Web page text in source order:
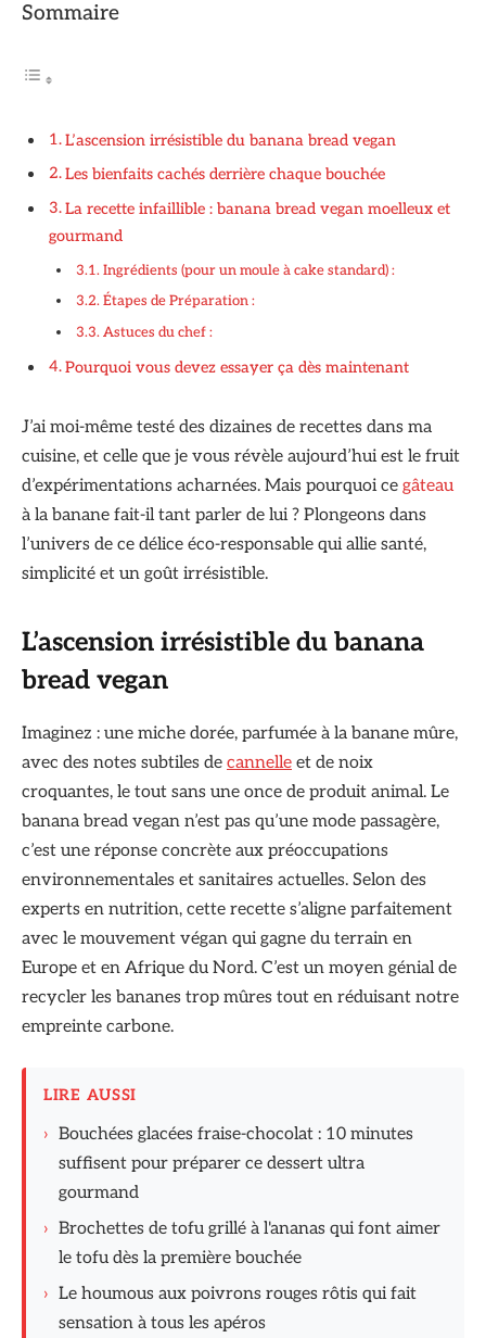
Sommaire
L’ascension irrésistible du banana bread vegan
Les bienfaits cachés derrière chaque bouchée
La recette infaillible : banana bread vegan moelleux et
gourmand
Ingrédients (pour un moule à cake standard) :
Étapes de Préparation :
Astuces du chef :
Pourquoi vous devez essayer ça dès maintenant
J’ai moi-même testé des dizaines de recettes dans ma
cuisine, et celle que je vous révèle aujourd’hui est le fruit
d’expérimentations acharnées. Mais pourquoi ce gâteau
à la banane fait-il tant parler de lui ? Plongeons dans
l’univers de ce délice éco-responsable qui allie santé,
simplicité et un goût irrésistible.
L’ascension irrésistible du banana
bread vegan
Imaginez : une miche dorée, parfumée à la banane mûre,
avec des notes subtiles de cannelle et de noix
croquantes, le tout sans une once de produit animal. Le
banana bread vegan n’est pas qu’une mode passagère,
c’est une réponse concrète aux préoccupations
environnementales et sanitaires actuelles. Selon des
experts en nutrition, cette recette s’aligne parfaitement
avec le mouvement végan qui gagne du terrain en
Europe et en Afrique du Nord. C’est un moyen génial de
recycler les bananes trop mûres tout en réduisant notre
empreinte carbone.
LIRE AUSSI
› Bouchées glacées fraise-chocolat : 10 minutes
suffisent pour préparer ce dessert ultra
gourmand
› Brochettes de tofu grillé à l'ananas qui font aimer
le tofu dès la première bouchée
› Le houmous aux poivrons rouges rôtis qui fait
sensation à tous les apéros